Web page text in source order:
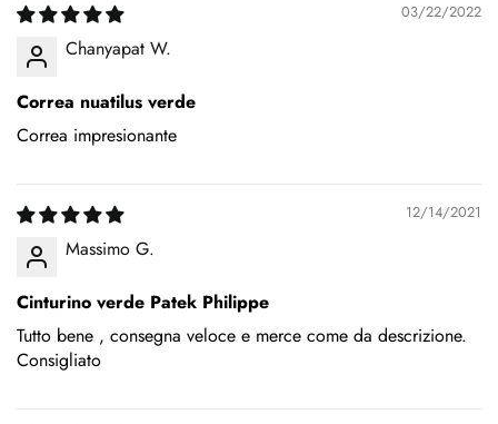
03/22/2022
Chanyapat W.
Correa nuatilus verde
Correa impresionante
12/14/2021
Massimo G.
Cinturino verde Patek Philippe
Tutto bene , consegna veloce e merce come da descrizione.
Consigliato